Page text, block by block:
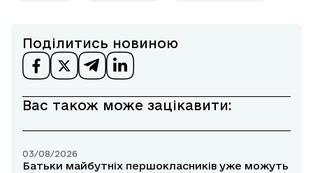
Поділитись новиною
Вас також може зацікавити:
03/08/2026
Батьки майбутніх першокласників уже можуть